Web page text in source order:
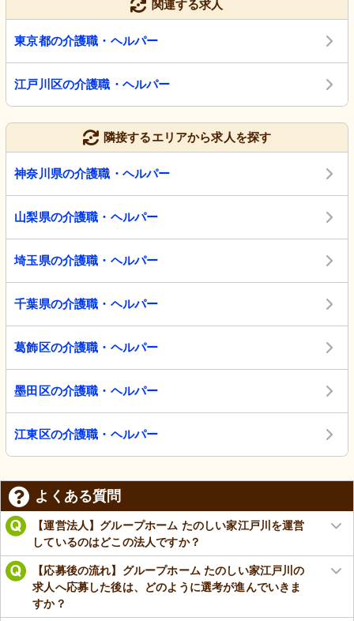
関連する求人
東京都の介護職・ヘルパー
江戸川区の介護職・ヘルパー
隣接するエリアから求人を探す
神奈川県の介護職・ヘルパー
山梨県の介護職・ヘルパー
埼玉県の介護職・ヘルパー
千葉県の介護職・ヘルパー
葛飾区の介護職・ヘルパー
墨田区の介護職・ヘルパー
江東区の介護職・ヘルパー
よくある質問
【運営法人】グループホーム たのしい家江戸川を運営
しているのはどこの法人ですか？
【応募後の流れ】グループホーム たのしい家江戸川の
求人へ応募した後は、どのように選考が進んでいきま
すか？